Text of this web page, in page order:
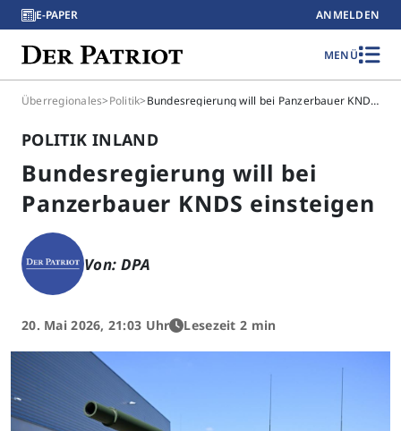
E-PAPER ANMELDEN
MENÜ
Überregionales>Politik> Bundesregierung will bei Panzerbauer KNDS einsteigen
POLITIK INLAND
Bundesregierung will bei
Panzerbauer KNDS einsteigen
Von: DPA
20. Mai 2026, 21:03 Uhr Lesezeit 2 min